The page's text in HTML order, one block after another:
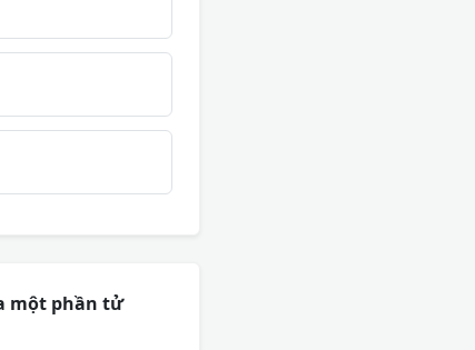
một phần tử